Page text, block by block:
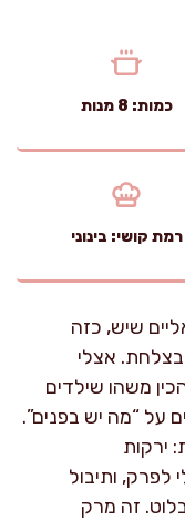
כמות: 8 מנות
רמת קושי: בינוני
שיש, כזה
בצלחת. אצלי
משהו שילדים
על “מה יש בפנים”.
ירקות
לפרק, ותיבול
זה מרק